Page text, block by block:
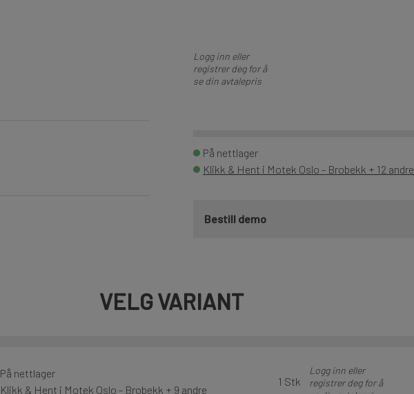
Logg inn eller
registrer deg for å
se din avtalepris
På nettlager
Klikk & Hent i Motek Oslo - Brobekk + 12 andre
Bestill demo
VELG VARIANT
På nettlager
Klikk & Hent i Motek Oslo - Brobekk + 9 andre
1 Stk
Logg inn eller
registrer deg for å